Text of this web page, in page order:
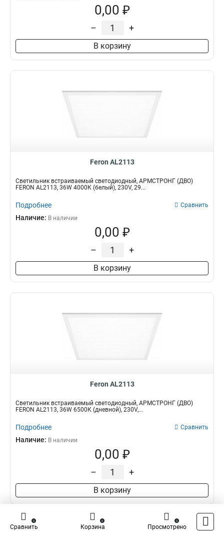
0,00 ₽
– +
В корзину
Feron AL2113
Светильник встраиваемый светодиодный, АРМСТРОНГ (ДВО)
FERON AL2113, 36W 4000К (белый), 230V, 29...
Подробнее Сравнить
Наличие: В наличии
0,00 ₽
– +
В корзину
Feron AL2113
Светильник встраиваемый светодиодный, АРМСТРОНГ (ДВО)
FERON AL2113, 36W 6500К (дневной), 230V,...
Подробнее Сравнить
Наличие: В наличии
0,00 ₽
– +
В корзину
Сравнить
0
Корзина
0
Просмотрено
0